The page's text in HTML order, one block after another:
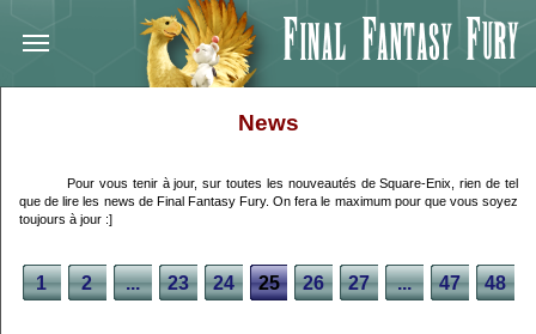
News
Pour vous tenir à jour, sur toutes les nouveautés de Square-Enix, rien de tel
que de lire les news de Final Fantasy Fury. On fera le maximum pour que vous soyez
toujours à jour :]
1 2 ... 23 24 25 26 27 ... 47 48